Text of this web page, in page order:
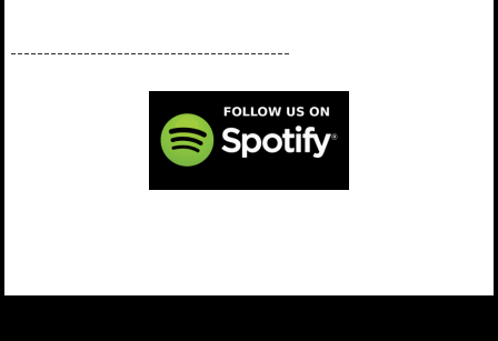
------------------------------------------